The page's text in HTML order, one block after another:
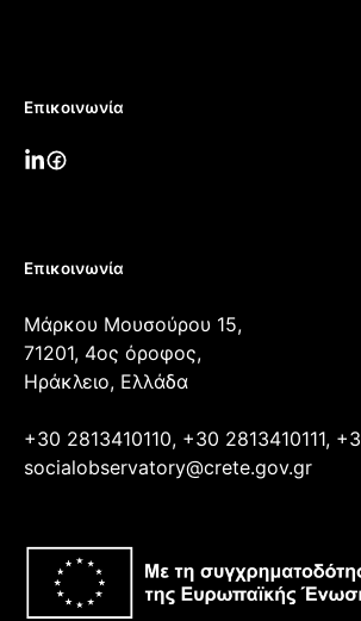
Επικοινωνία
Επικοινωνία
Μάρκου Μουσούρου 15,
71201, 4ος όροφος,
Ηράκλειο, Ελλάδα
+30 2813410110, +30 2813410111,
socialobservatory@crete.gov.gr